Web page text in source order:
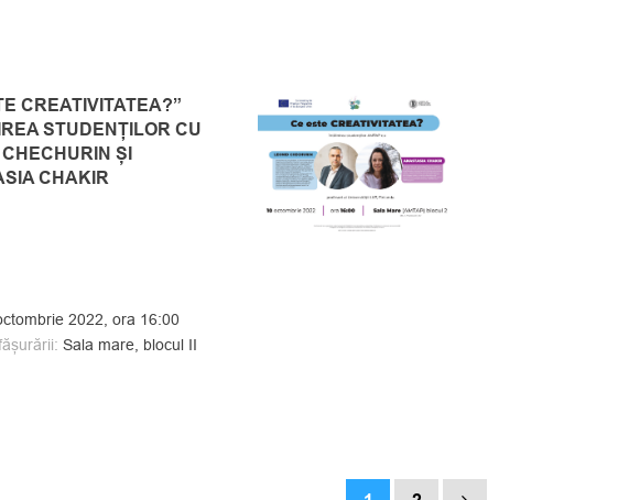
CREATIVITATEA?”
STUDENȚILOR CU
ȘI
CHAKIR
2022, ora 16:00
Sala mare, blocul II